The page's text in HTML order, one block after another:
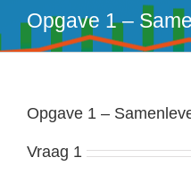
Opgave 1 –
Opgave 1 –
Vraag 1